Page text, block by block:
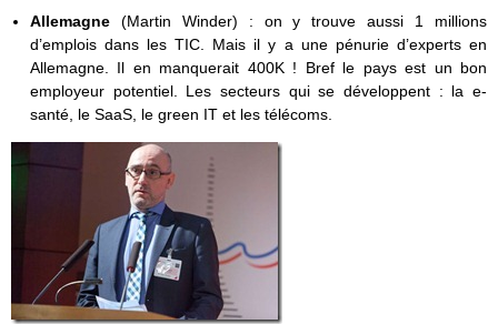
Allemagne (Martin Winder) : on y trouve aussi 1 millions
d’emplois dans les TIC. Mais il y a une pénurie d’experts en
Allemagne. Il en manquerait 400K ! Bref le pays est un bon
employeur potentiel. Les secteurs qui se développent : la e-
santé, le SaaS, le green IT et les télécoms.